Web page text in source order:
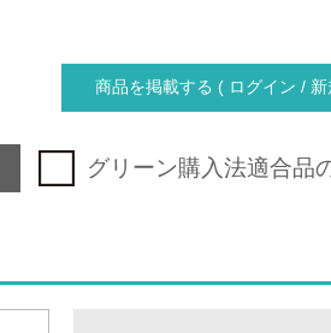
商品を掲載する ( ログイン / 新
グリーン購入法適合品